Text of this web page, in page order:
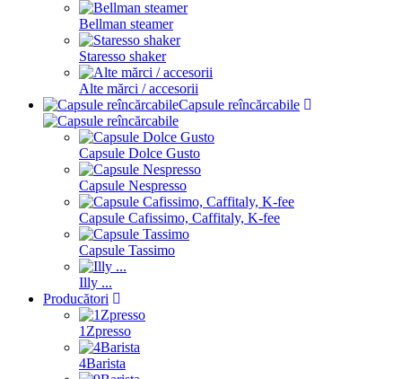
Bellman steamer
Staresso shaker
Alte mărci / accesorii
Capsule reîncărcabile
Capsule Dolce Gusto
Capsule Nespresso
Capsule Cafissimo, Caffitaly, K-fee
Capsule Tassimo
Illy ...
Producători
1Zpresso
4Barista